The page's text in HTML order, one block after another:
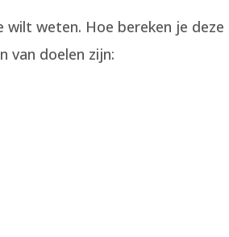
weten. Hoe bereken je deze
van doelen zijn: